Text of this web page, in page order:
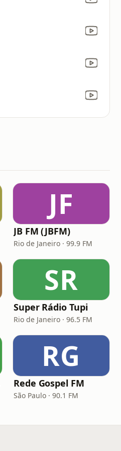
JF
JB FM (JBFM)
Rio de Janeiro · 99.9 FM
SR
Super Rádio Tupi
Rio de Janeiro · 96.5 FM
RG
Rede Gospel FM
São Paulo · 90.1 FM